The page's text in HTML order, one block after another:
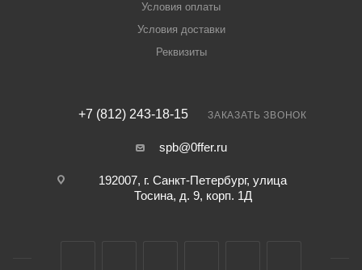
Условия оплаты
Условия доставки
Реквизиты
+7 (812) 243-18-15 ЗАКАЗАТЬ ЗВОНОК
spb@0ffer.ru
192007, г. Санкт-Петербург, улица
Тосина, д. 9, корп. 1Д